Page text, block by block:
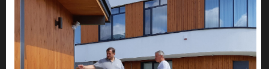
Как мы работаем?
почему стоит выбрать наше архитектурное